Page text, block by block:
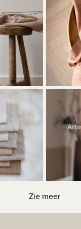
Zie meer